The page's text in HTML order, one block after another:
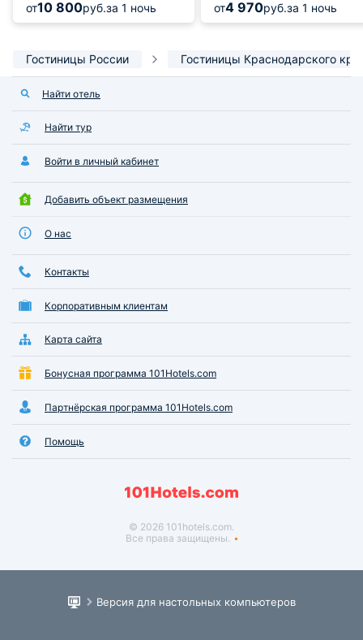
от10 800руб.за 1 ночь от4 970руб.за 1 ночь
Гостиницы России Гостиницы Краснодарского
Найти отель
Найти тур
Войти в личный кабинет
Добавить объект размещения
О нас
Контакты
Корпоративным клиентам
Карта сайта
Бонусная программа 101Hotels.com
Партнёрская программа 101Hotels.com
Помощь
© 2026 101hotels.com.
Все права защищены.
Версия для настольных компьютеров